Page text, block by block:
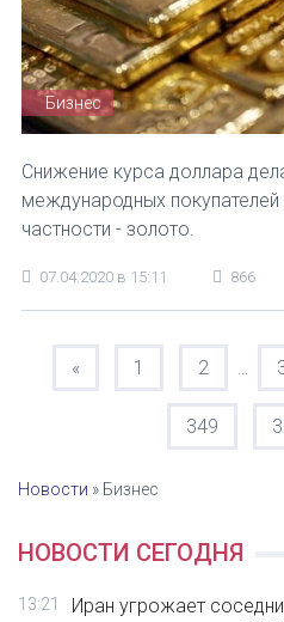
Бизнес
Снижение курса доллара
международных
частности - золото.
07.04.2020 в 15:11 866
« 1 2
349
Новости » Бизнес
НОВОСТИ СЕГОДНЯ
13:21
Иран угрожает